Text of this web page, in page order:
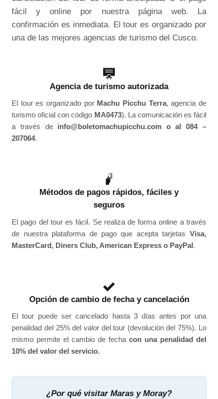
fácil y online por nuestra página web. La
confirmación es inmediata. El tour es organizado por
una de las mejores agencias de turismo del Cusco.
Agencia de turismo autorizada
El tour es organizado por Machu Picchu Terra, agencia de
turismo oficial con código MA0473). La comunicación es fácil
a través de info@boletomachupicchu.com o al 084 –
207064.
Métodos de pagos rápidos, fáciles y
seguros
El pago del tour es fácil. Se realiza de forma online a través
de nuestra plataforma de pago que acepta tarjetas Visa,
MasterCard, Diners Club, American Express o PayPal.
Opción de cambio de fecha y cancelación
El tour puede ser cancelado hasta 3 días antes por una
penalidad del 25% del valor del tour (devolución del 75%). Lo
mismo permite el cambio de fecha con una penalidad del
10% del valor del servicio.
¿Por qué visitar Maras y Moray?